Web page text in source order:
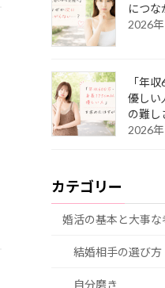
につな
2026
「年
優しい
の難し
2026
カテゴリー
婚活の基本と大事な
結婚相手の選び方
自分磨き